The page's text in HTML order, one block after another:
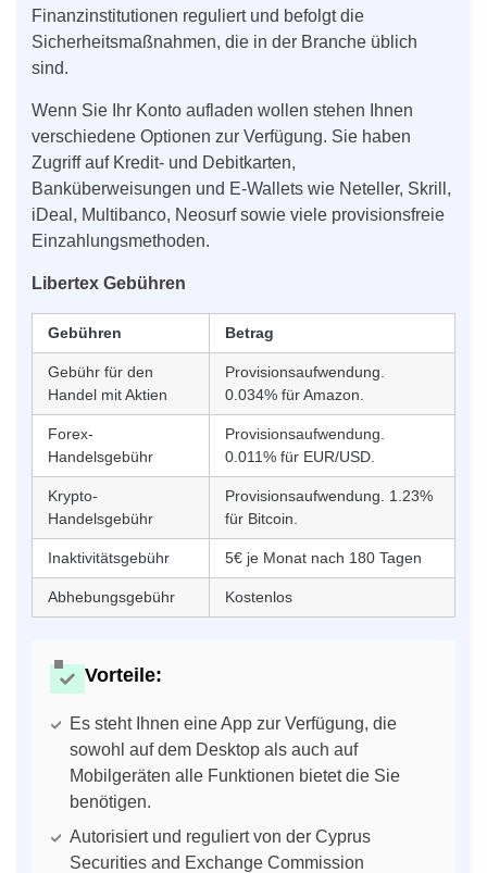
Finanzinstitutionen reguliert und befolgt die
Sicherheitsmaßnahmen, die in der Branche üblich
sind.
Wenn Sie Ihr Konto aufladen wollen stehen Ihnen
verschiedene Optionen zur Verfügung. Sie haben
Zugriff auf Kredit- und Debitkarten,
Banküberweisungen und E-Wallets wie Neteller, Skrill,
iDeal, Multibanco, Neosurf sowie viele provisionsfreie
Einzahlungsmethoden.
Libertex Gebühren
Gebühren Betrag
Gebühr für den
Handel mit Aktien
Provisionsaufwendung.
0.034% für Amazon.
Forex-
Handelsgebühr
Provisionsaufwendung.
0.011% für EUR/USD.
Krypto-
Handelsgebühr
Provisionsaufwendung. 1.23%
für Bitcoin.
Inaktivitätsgebühr 5€ je Monat nach 180 Tagen
Abhebungsgebühr Kostenlos
Vorteile:
Es steht Ihnen eine App zur Verfügung, die
sowohl auf dem Desktop als auch auf
Mobilgeräten alle Funktionen bietet die Sie
benötigen.
Autorisiert und reguliert von der Cyprus
Securities and Exchange Commission